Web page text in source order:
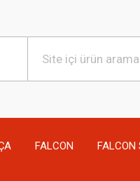
FALCON FALCON